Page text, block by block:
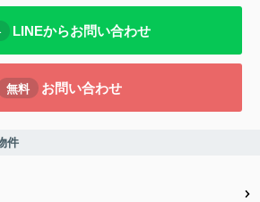
LINEからお問い合わせ
無料 お問い合わせ
件